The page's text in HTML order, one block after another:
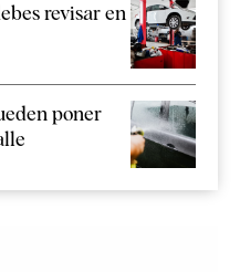
revisar en
poner